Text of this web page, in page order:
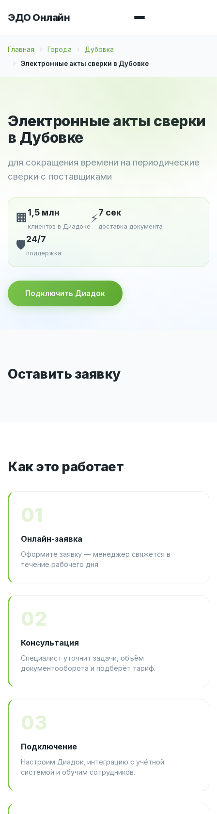
ЭДО Онлайн
Главная Города
Дубовка
Электронные акты сверки в Дубовке
Электронные акты сверки
в Дубовке
для сокращения времени на периодические
сверки с поставщиками
🏢 1,5 млн
клиентов в Диадоке
⚡7 сек
доставка документа
🛡️24/7
поддержка
Подключить Диадок
Оставить заявку
Как это работает
01
Онлайн-заявка
Оформите заявку — менеджер свяжется в
течение рабочего дня.
02
Консультация
Специалист уточнит задачи, объём
документооборота и подберёт тариф.
03
Подключение
Настроим Диадок, интеграцию с учётной
системой и обучим сотрудников.